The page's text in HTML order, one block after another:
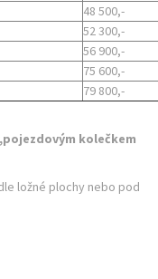
48 500,-
52 300,-
56 900,-
75 600,-
79 800,-
kolečkem
ložné plochy nebo pod